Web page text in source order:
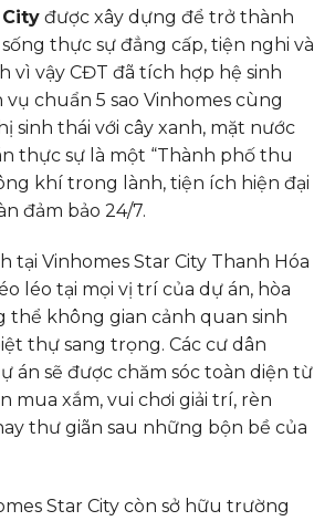
được xây dựng để trở thành
thực sự đẳng cấp, tiện nghi và
vì vậy CĐT đã tích hợp hệ sinh
chuẩn 5 sao Vinhomes cùng
sinh thái với cây xanh, mặt nước
thực sự là một “Thành phố thu
khí trong lành, tiện ích hiện đại
đảm bảo 24/7.
tại Vinhomes Star City Thanh Hóa
léo tại mọi vị trí của dự án, hòa
không gian cảnh quan sinh
thự sang trọng. Các cư dân
án sẽ được chăm sóc toàn diện từ
mua xắm, vui chơi giải trí, rèn
thư giãn sau những bộn bề của
Star City còn sở hữu trường